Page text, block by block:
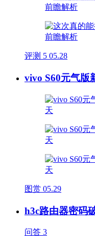
评测 5 05.28
vivo S60元气版
图赏 05.29
h3c路由器密码
问答 3